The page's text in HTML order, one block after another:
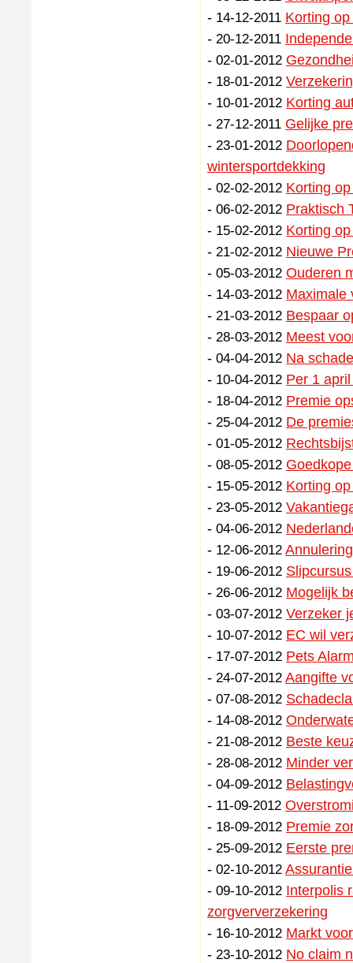
- 14-12-2011 Korting
- 20-12-2011
- 02-01-2012
- 18-01-2012
- 10-01-2012 Korting
- 27-12-2011 Gelijke
- 23-01-2012
wintersportdekking
- 02-02-2012 Korting
- 06-02-2012 Praktisch
- 15-02-2012 Korting
- 21-02-2012 Nieuwe
- 05-03-2012 Ouderen
- 14-03-2012 Maximale
- 21-03-2012 Bespaar
- 28-03-2012 Meest
- 04-04-2012 Na
- 10-04-2012 Per 1
- 18-04-2012 Premie
- 25-04-2012 De
- 01-05-2012
- 08-05-2012
- 15-05-2012 Korting
- 23-05-2012
- 04-06-2012
- 12-06-2012
- 19-06-2012
- 26-06-2012 Mogelijk
- 03-07-2012 Verzeker
- 10-07-2012 EC wil
- 17-07-2012 Pets
- 24-07-2012 Aangifte
- 07-08-2012
- 14-08-2012
- 21-08-2012 Beste
- 28-08-2012 Minder
- 04-09-2012
- 11-09-2012
- 18-09-2012 Premie
- 25-09-2012 Eerste
- 02-10-2012
- 09-10-2012 Interpolis
zorgververzekering
- 16-10-2012 Markt
- 23-10-2012 No claim